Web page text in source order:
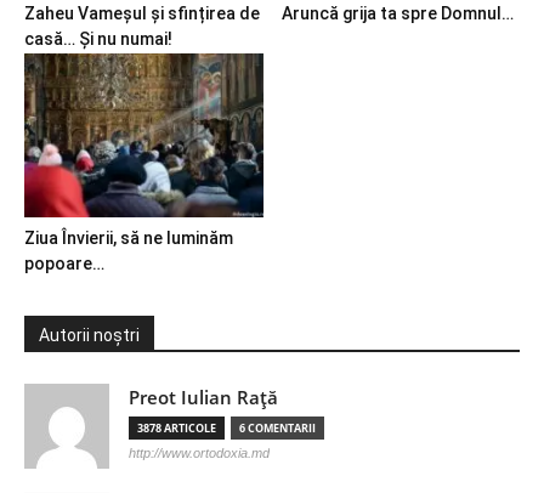
Zaheu Vameșul și sfințirea de
casă… Și nu numai!
Aruncă grija ta spre Domnul…
Ziua Învierii, să ne luminăm
popoare…
Autorii noștri
Preot Iulian Raţă
3878 ARTICOLE 6 COMENTARII
http://www.ortodoxia.md